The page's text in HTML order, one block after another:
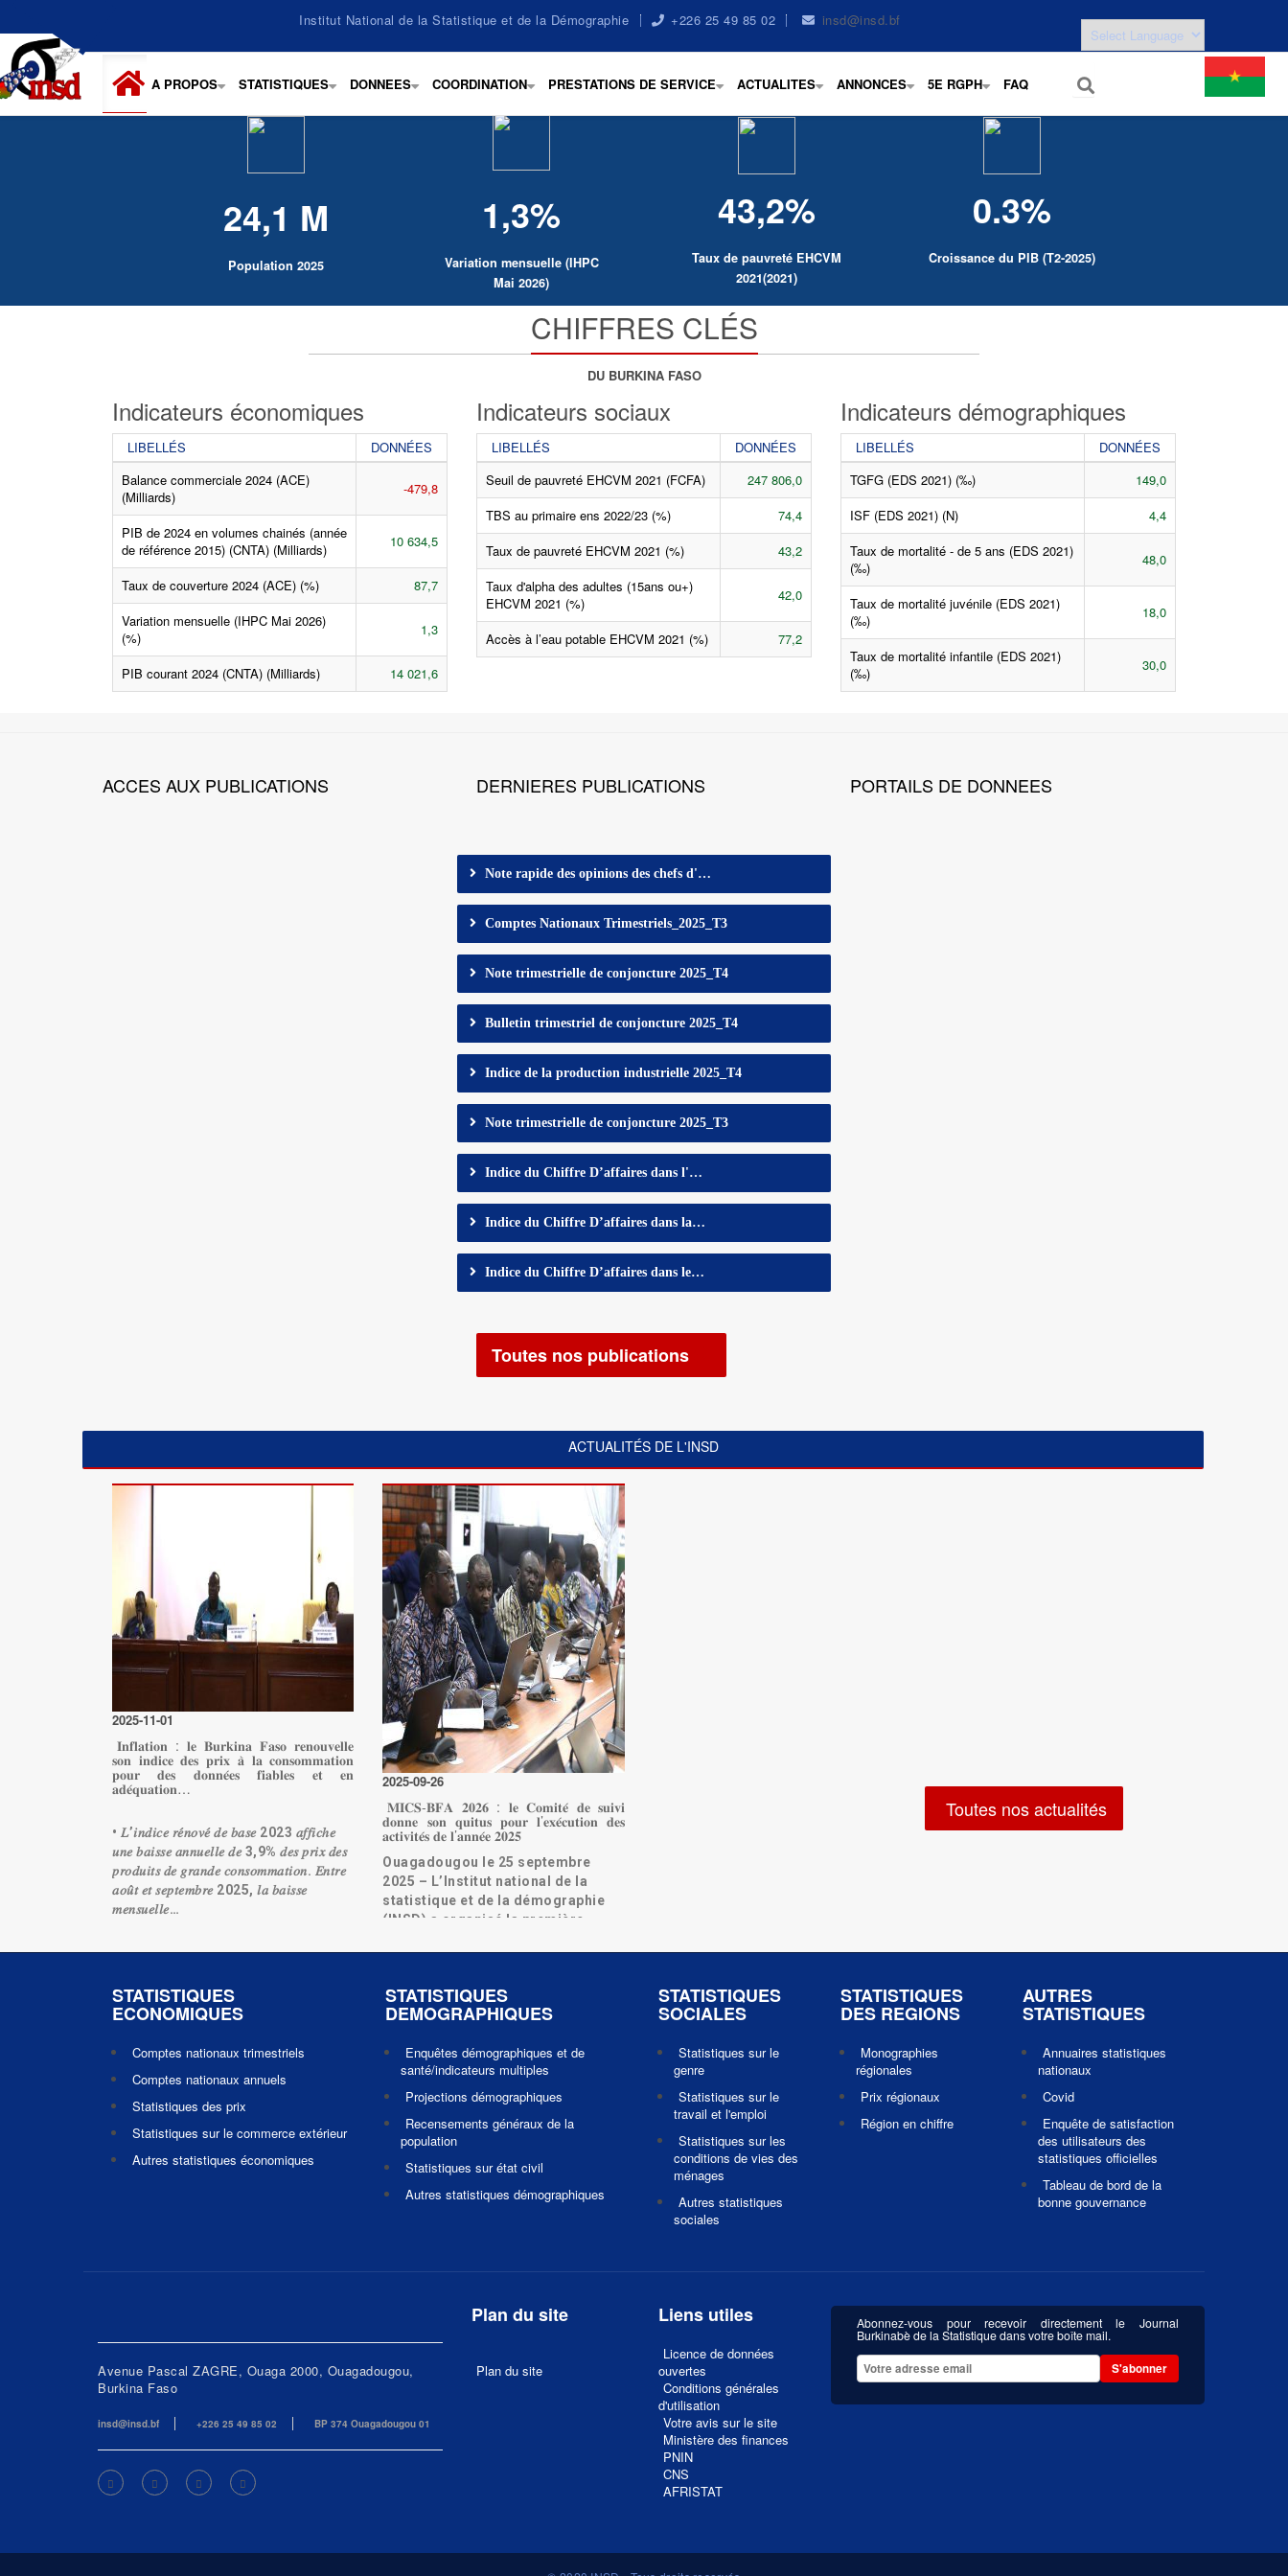
contenu
principal
Institut National de la Statistique et de la Démographie +226 25 49 85 02 insd@insd.bf
+
A PROPOS
+
STATISTIQUES
+
DONNEES
+
COORDINATION
+
PRESTATIONS DE SERVICE
+
ACTUALITES
+
ANNONCES
+
5E RGPH FAQ
24,1 M
Population 2025
1,3%
Variation mensuelle (IHPC
Mai 2026)
43,2%
Taux de pauvreté EHCVM
2021(2021)
0.3%
Croissance du PIB (T2-2025)
CHIFFRES CLÉS
DU BURKINA FASO
Indicateurs économiques
LIBELLÉS
DONNÉES
Balance commerciale 2024 (ACE)
(Milliards)
-479,8
PIB de 2024 en volumes chainés (année
de référence 2015) (CNTA) (Milliards)
10 634,5
Taux de couverture 2024 (ACE) (%)
87,7
Variation mensuelle (IHPC Mai 2026)
(%)
1,3
PIB courant 2024 (CNTA) (Milliards) 14 021,6
Indicateurs sociaux
LIBELLÉS
DONNÉES
Seuil de pauvreté EHCVM 2021 (FCFA)
247 806,0
TBS au primaire ens 2022/23 (%)
74,4
Taux de pauvreté EHCVM 2021 (%)
43,2
Taux d'alpha des adultes (15ans ou+)
EHCVM 2021 (%)
42,0
Accès à l’eau potable EHCVM 2021 (%) 77,2
Indicateurs démographiques
LIBELLÉS
DONNÉES
TGFG (EDS 2021) (‰)
149,0
ISF (EDS 2021) (N)
4,4
Taux de mortalité - de 5 ans (EDS 2021)
(‰)
48,0
Taux de mortalité juvénile (EDS 2021)
(‰)
18,0
Taux de mortalité infantile (EDS 2021)
(‰)
30,0
ACCES AUX PUBLICATIONS DERNIERES PUBLICATIONS
Note rapide des opinions des chefs d'…
Comptes Nationaux Trimestriels_2025_T3
Note trimestrielle de conjoncture 2025_T4
Bulletin trimestriel de conjoncture 2025_T4
Indice de la production industrielle 2025_T4
Note trimestrielle de conjoncture 2025_T3
Indice du Chiffre D’affaires dans l'…
Indice du Chiffre D’affaires dans la…
Indice du Chiffre D’affaires dans le…
Toutes nos publications
PORTAILS DE DONNEES
ACTUALITÉS DE L'INSD
2025-11-01
𝐈𝐧𝐟𝐥𝐚𝐭𝐢𝐨𝐧 : 𝐥𝐞 𝐁𝐮𝐫𝐤𝐢𝐧𝐚 𝐅𝐚𝐬𝐨 𝐫𝐞𝐧𝐨𝐮𝐯𝐞𝐥𝐥𝐞
𝐬𝐨𝐧 𝐢𝐧𝐝𝐢𝐜𝐞 𝐝𝐞𝐬 𝐩𝐫𝐢𝐱 𝐚̀ 𝐥𝐚 𝐜𝐨𝐧𝐬𝐨𝐦𝐦𝐚𝐭𝐢𝐨𝐧
𝐩𝐨𝐮𝐫 𝐝𝐞𝐬 𝐝𝐨𝐧𝐧𝐞́𝐞𝐬 𝐟𝐢𝐚𝐛𝐥𝐞𝐬 𝐞𝐭 𝐞𝐧
𝐚𝐝𝐞́𝐪𝐮𝐚𝐭𝐢𝐨𝐧…
• 𝐿’𝑖𝑛𝑑𝑖𝑐𝑒 𝑟𝑒́𝑛𝑜𝑣𝑒́ 𝑑𝑒 𝑏𝑎𝑠𝑒 2023 𝑎𝑓𝑓𝑖𝑐ℎ𝑒
𝑢𝑛𝑒 𝑏𝑎𝑖𝑠𝑠𝑒 𝑎𝑛𝑛𝑢𝑒𝑙𝑙𝑒 𝑑𝑒 3,9% 𝑑𝑒𝑠 𝑝𝑟𝑖𝑥 𝑑𝑒𝑠
𝑝𝑟𝑜𝑑𝑢𝑖𝑡𝑠 𝑑𝑒 𝑔𝑟𝑎𝑛𝑑𝑒 𝑐𝑜𝑛𝑠𝑜𝑚𝑚𝑎𝑡𝑖𝑜𝑛. 𝐸𝑛𝑡𝑟𝑒
𝑎𝑜𝑢̂𝑡 𝑒𝑡 𝑠𝑒𝑝𝑡𝑒𝑚𝑏𝑟𝑒 2025, 𝑙𝑎 𝑏𝑎𝑖𝑠𝑠𝑒
𝑚𝑒𝑛𝑠𝑢𝑒𝑙𝑙𝑒…
Lire la suite
2025-09-26
𝐌𝐈𝐂𝐒-𝐁𝐅𝐀 𝟐𝟎𝟐𝟔 : 𝐥𝐞 𝐂𝐨𝐦𝐢𝐭𝐞́ 𝐝𝐞 𝐬𝐮𝐢𝐯𝐢
𝐝𝐨𝐧𝐧𝐞 𝐬𝐨𝐧 𝐪𝐮𝐢𝐭𝐮𝐬 𝐩𝐨𝐮𝐫 𝐥’𝐞𝐱𝐞́𝐜𝐮𝐭𝐢𝐨𝐧 𝐝𝐞𝐬
𝐚𝐜𝐭𝐢𝐯𝐢𝐭𝐞́𝐬 𝐝𝐞 𝐥’𝐚𝐧𝐧𝐞́𝐞 𝟐𝟎𝟐𝟓
Ouagadougou le 25 septembre
2025 – L’Institut national de la
statistique et de la démographie
(INSD) a organisé la première
suivi de l’…
Toutes nos actualités
STATISTIQUES
ECONOMIQUES
Comptes nationaux trimestriels
Comptes nationaux annuels
Statistiques des prix
Statistiques sur le commerce extérieur
Autres statistiques économiques
STATISTIQUES
DEMOGRAPHIQUES
Enquêtes démographiques et de
santé/indicateurs multiples
Projections démographiques
Recensements généraux de la
population
Statistiques sur état civil
Autres statistiques démographiques
STATISTIQUES
SOCIALES
Statistiques sur le
genre
Statistiques sur le
travail et l'emploi
Statistiques sur les
conditions de vies des
ménages
Autres statistiques
sociales
STATISTIQUES
DES REGIONS
Monographies
régionales
Prix régionaux
Région en chiffre
AUTRES
STATISTIQUES
Annuaires statistiques
nationaux
Covid
Enquête de satisfaction
des utilisateurs des
statistiques officielles
Tableau de bord de la
bonne gouvernance
Avenue Pascal ZAGRE, Ouaga 2000, Ouagadougou,
Burkina Faso
insd@insd.bf +226 25 49 85 02 BP 374 Ouagadougou 01
Plan du site
Plan du site
Liens utiles
Licence de données
ouvertes
Conditions générales
d'utilisation
Votre avis sur le site
Ministère des finances
PNIN
CNS
AFRISTAT
Abonnez-vous pour recevoir directement le Journal
Burkinabè de la Statistique dans votre boîte mail.
S'abonner